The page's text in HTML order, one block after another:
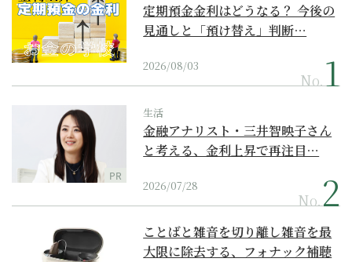
定期預金金利はどうなる？ 今後の
見通しと「預け替え」判断…
2026/08/03
No.
PR
生活
金融アナリスト・三井智映子さん
と考える、金利上昇で再注目…
2026/07/28
No.
ことばと雑音を切り離し雑音を最
大限に除去する、フォナック補聴